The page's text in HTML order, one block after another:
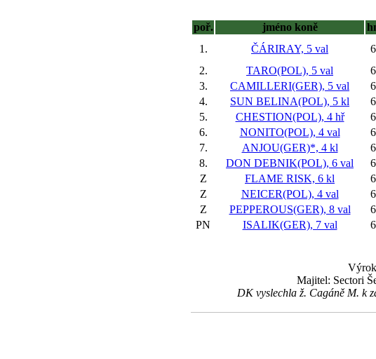
poř.
jméno koně
1.
ČÁRIRAY, 5 val
2.
TARO(POL), 5 val
3.
CAMILLERI(GER), 5 val
4.
SUN BELINA(POL), 5 kl
5.
CHESTION(POL), 4 hř
6.
NONITO(POL), 4 val
7.
ANJOU(GER)*, 4 kl
8.
DON DEBNIK(POL), 6 val
Z
FLAME RISK, 6 kl
Z
NEICER(POL), 4 val
Z
PEPPEROUS(GER), 8 val
PN
ISALIK(GER), 7 val
Majitel: Sectori
DK vyslechla ž. Cagáně M. k